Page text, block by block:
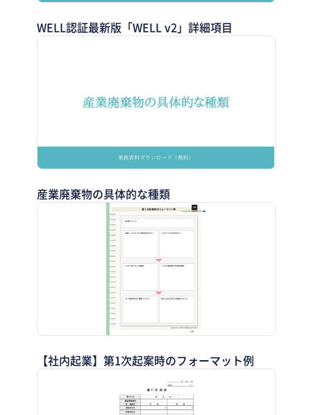
WELL認証最新版「WELL v2」詳細項目
産業廃棄物の具体的な種類
【社内起業】第1次起案時のフォーマット例